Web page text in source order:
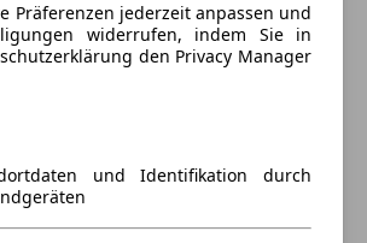
Präferenzen jederzeit anpassen und
widerrufen, indem Sie in
den Privacy Manager
und Identifikation durch